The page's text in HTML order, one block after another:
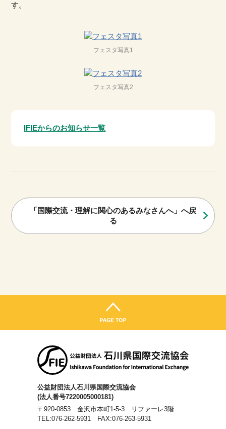
す。
フェスタ写真1
フェスタ写真2
IFIEからのお知らせ一覧
「国際交流・理解に関心のあるみなさんへ」へ戻
る
公益財団法人石川県国際交流協会
(法人番号7220005000181)
〒920-0853 金沢市本町1-5-3 リファーレ3階
TEL:076-262-5931
FAX:076-263-5931